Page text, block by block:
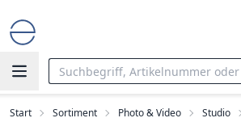
Start Sortiment Photo & Video Studio